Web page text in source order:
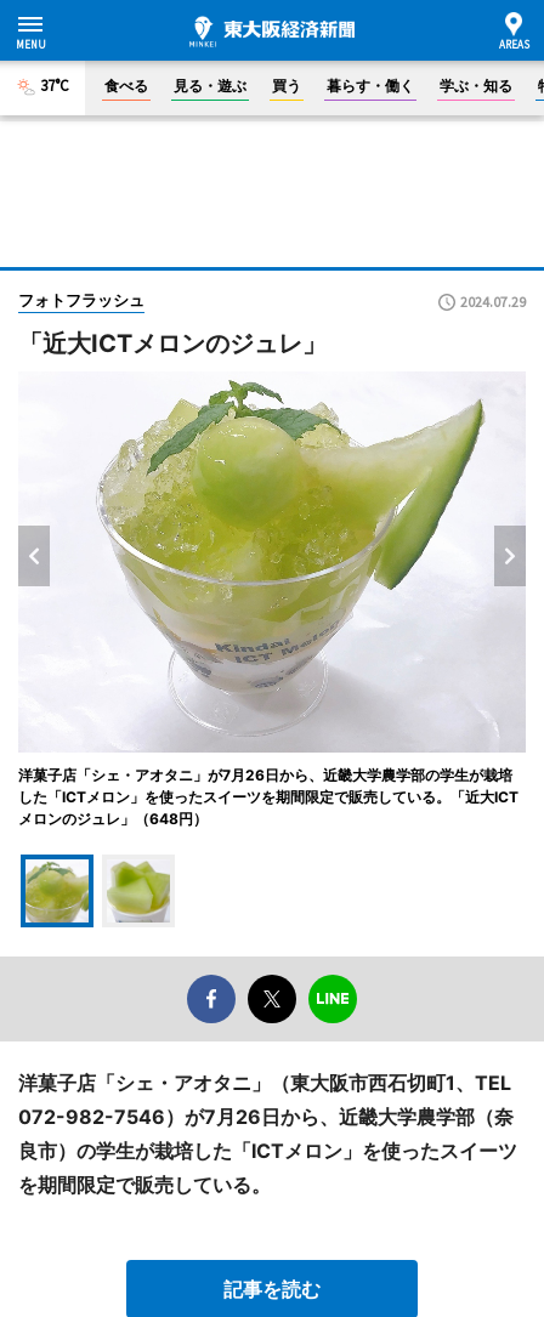
37°C 食べる 見る・遊ぶ 買う 暮らす・働く 学ぶ・知る
フォトフラッシュ 2024.07.29
「近大ICTメロンのジュレ」
洋菓子店「シェ・アオタニ」が7月26日から、近畿大学農学部の学生が栽培
した「ICTメロン」を使ったスイーツを期間限定で販売している。「近大ICT
メロンのジュレ」（648円）
洋菓子店「シェ・アオタニ」（東大阪市西石切町1、TEL
072-982-7546）が7月26日から、近畿大学農学部（奈
良市）の学生が栽培した「ICTメロン」を使ったスイーツ
を期間限定で販売している。
記事を読む